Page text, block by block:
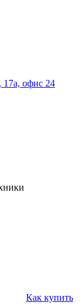
офис 24
Как купить